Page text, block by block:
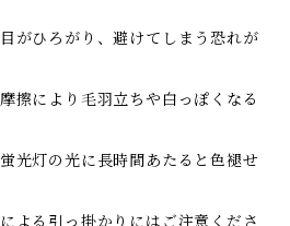
がひろがり、避けてしまう恐れが
擦により毛羽立ちや白っぽくなる
光灯の光に長時間あたると色褪せ
よる引っ掛かりにはご注意くださ